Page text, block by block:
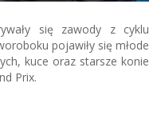
się zawody z cyklu
pojawiły się młode
kuce oraz starsze konie
Prix.